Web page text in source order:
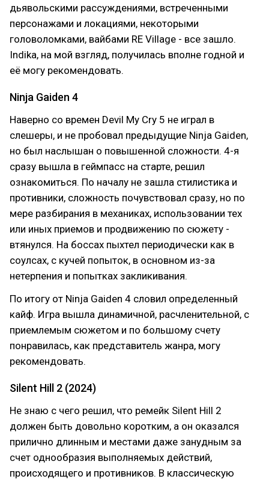
дьявольскими рассуждениями, встреченными
персонажами и локациями, некоторыми
головоломками, вайбами RE Village - все зашло.
Indika, на мой взгляд, получилась вполне годной и
её могу рекомендовать.
Ninja Gaiden 4
Наверно со времен Devil My Cry 5 не играл в
слешеры, и не пробовал предыдущие Ninja Gaiden,
но был наслышан о повышенной сложности. 4-я
сразу вышла в геймпасс на старте, решил
ознакомиться. По началу не зашла стилистика и
противники, сложность почувствовал сразу, но по
мере разбирания в механиках, использовании тех
или иных приемов и продвижению по сюжету -
втянулся. На боссах пыхтел периодически как в
соулсах, с кучей попыток, в основном из-за
нетерпения и попытках закликивания.
По итогу от Ninja Gaiden 4 словил определенный
кайф. Игра вышла динамичной, расчленительной, с
приемлемым сюжетом и по большому счету
понравилась, как представитель жанра, могу
рекомендовать.
Silent Hill 2 (2024)
Не знаю с чего решил, что ремейк Silent Hill 2
должен быть довольно коротким, а он оказался
прилично длинным и местами даже занудным за
счет однообразия выполняемых действий,
происходящего и противников. В классическую